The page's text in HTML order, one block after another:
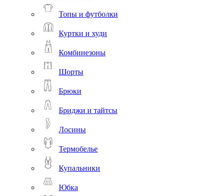
Топы и футболки
Куртки и худи
Комбинезоны
Шорты
Брюки
Бриджи и тайтсы
Лосины
Термобелье
Купальники
Юбка